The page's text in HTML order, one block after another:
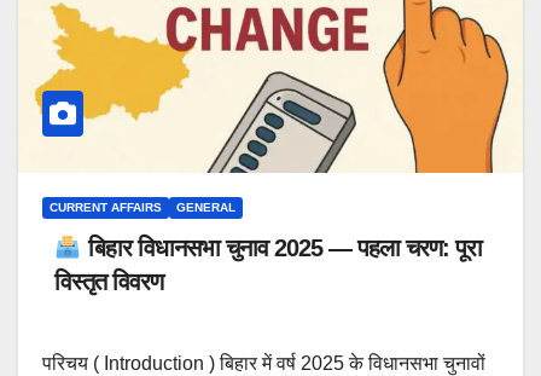
CURRENT AFFAIRS GENERAL
बिहार विधानसभा चुनाव 2025 — पहला चरण: पूरा
विस्तृत विवरण
परिचय ( Introduction ) बिहार में वर्ष 2025 के विधानसभा चुनावों